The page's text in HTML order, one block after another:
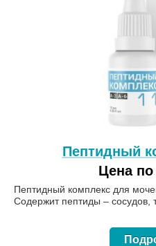
Пептидный
Цена по
Пептидный комплекс для
Содержит пептиды –